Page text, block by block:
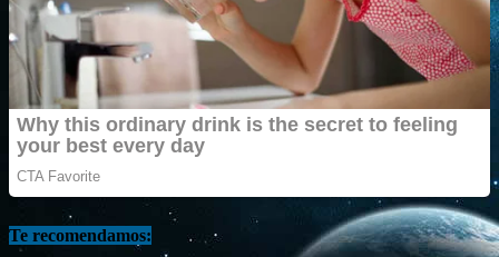
Te recomendamos: